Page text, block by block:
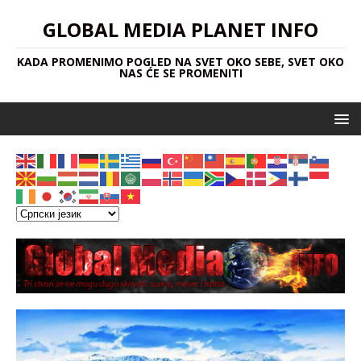
GLOBAL MEDIA PLANET INFO
KADA PROMENIMO POGLED NA SVET OKO SEBE, SVET OKO
NAS ĆE SE PROMENITI